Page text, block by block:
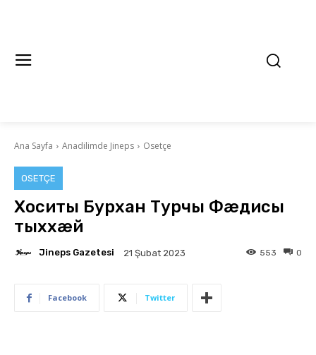
Ana Sayfa Anadilimde Jineps Osetçe
OSETÇE
Хоситы Бурхан Турчы Фæдисы
тыххæй
Jineps Gazetesi 21 Şubat 2023 0
553
Facebook Twitter